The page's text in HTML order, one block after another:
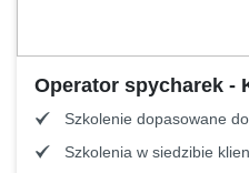
Operator spycharek -
Szkolenie dopasowane
Szkolenia w siedzibie